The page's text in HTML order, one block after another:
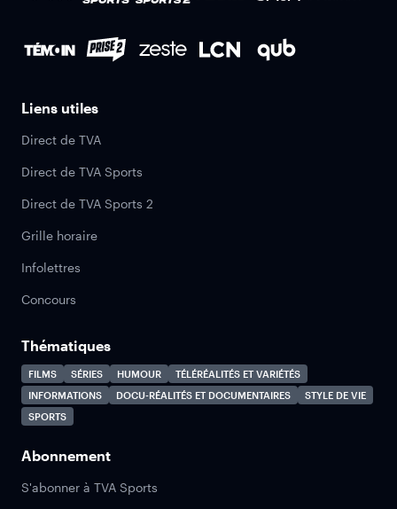
Liens utiles
Direct de TVA
Direct de TVA Sports
Direct de TVA Sports 2
Grille horaire
Infolettres
Concours
Thématiques
FILMS SÉRIES HUMOUR
TÉLÉRÉALITÉS ET VARIÉTÉS
INFORMATIONS
DOCU-RÉALITÉS ET DOCUMENTAIRES
STYLE DE VIE
SPORTS
Abonnement
S'abonner à TVA Sports